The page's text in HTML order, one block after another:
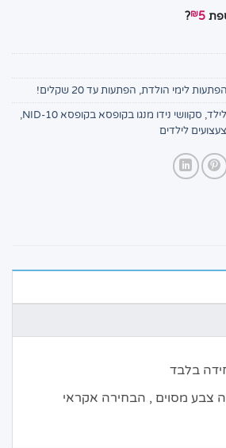
₪5
?
הפתעות לימי הולדת, הפתעות עד 20 שקלים!
, סקוושי נידו מנגו בקופסא בקופסא NID-10
,
צעצועים לילדים
בלבד
צבע מסוים , הבחירה אקראי